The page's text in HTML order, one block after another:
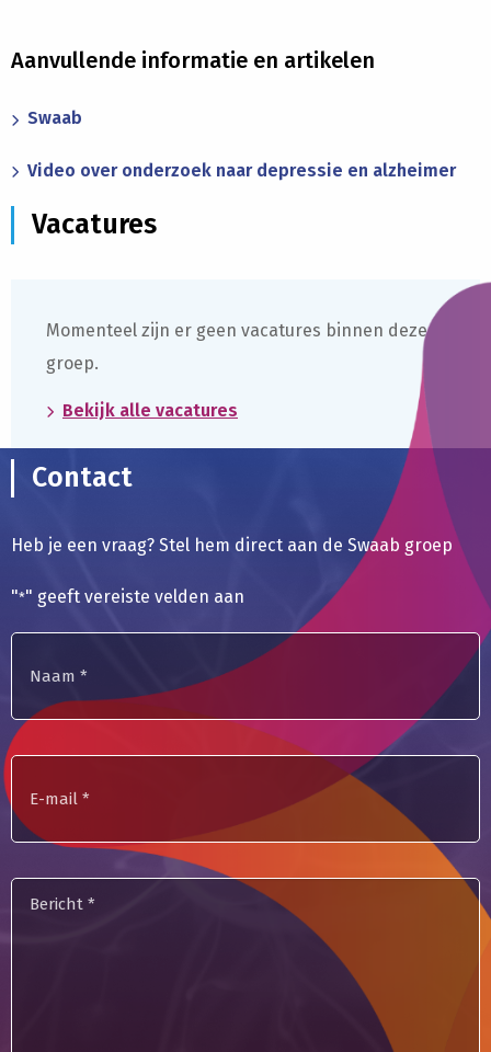
Aanvullende informatie en artikelen
Swaab
Video over onderzoek naar depressie en alzheimer
Vacatures
Momenteel zijn er geen vacatures binnen deze
groep.
Bekijk alle vacatures
Contact
Heb je een vraag? Stel hem direct aan de Swaab groep
"*" geeft vereiste velden aan
mailadres